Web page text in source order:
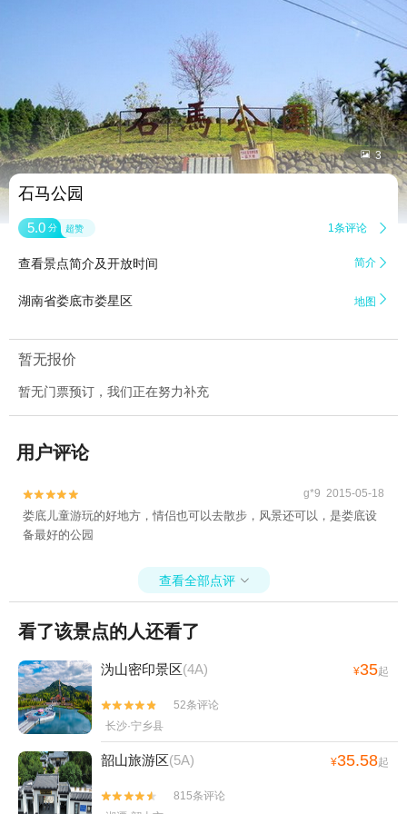
 3
石马公园
5.0 分 超赞 1条评论 
查看景点简介及开放时间 简介 
湖南省娄底市娄星区 地图 
暂无报价
暂无门票预订，我们正在努力补充
用户评论

 g*9 2015-05-18
娄底儿童游玩的好地方，情侣也可以去散步，风景还可以，是娄底设
备最好的公园
查看全部点评 
看了该景点的人还看了
沩山密印景区(4A) ¥35起


52条评论
长沙·宁乡县
韶山旅游区(5A) ¥35.58起


815条评论